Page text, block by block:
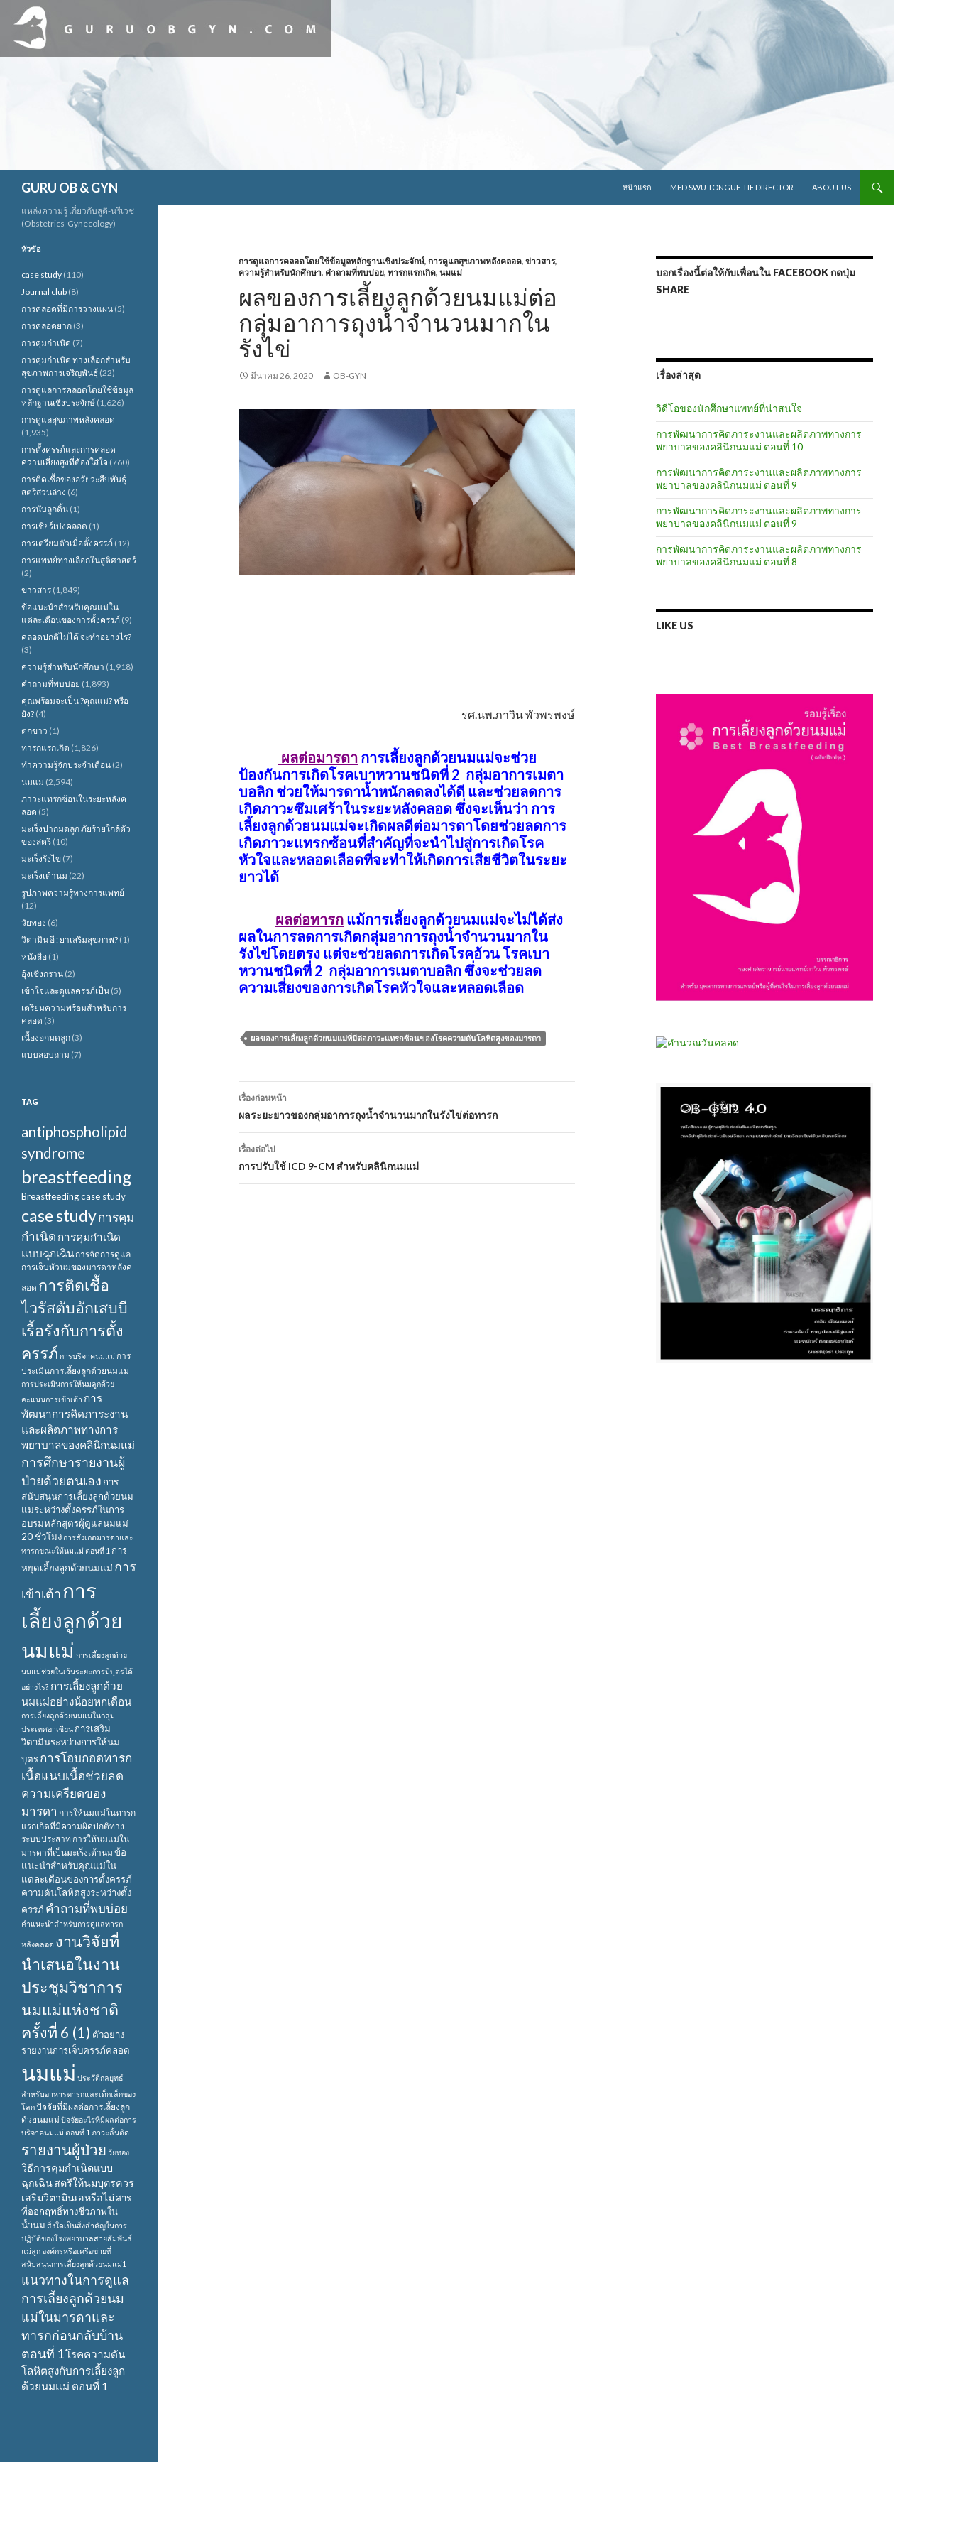
GURU OB & GYN
หน้าแรก
MED SWU TONGUE-TIE DIRECTOR ABOUT US
การดูแลการคลอดโดยใช้ข้อมูลหลักฐานเชิงประจักษ์, การดูแลสุขภาพหลังคลอด, ข่าวสาร,
ความรู้สำหรับนักศึกษา, คำถามที่พบบ่อย, ทารกแรกเกิด, นมแม่
ผลของการเลี้ยงลูกด้วยนมแม่ต่อ
กลุ่มอาการถุงน้ำจำนวนมากใน
รังไข่
มีนาคม 26, 2020 OB-GYN
รศ.นพ.ภาวิน พัวพรพงษ์
ผลต่อมารดา การเลี้ยงลูกด้วยนมแม่จะช่วย
ป้องกันการเกิดโรคเบาหวานชนิดที่ 2 กลุ่มอาการเมตา
บอลิก ช่วยให้มารดาน้ำหนักลดลงได้ดี และช่วยลดการ
เกิดภาวะซึมเศร้าในระยะหลังคลอด ซึ่งจะเห็นว่า การ
เลี้ยงลูกด้วยนมแม่จะเกิดผลดีต่อมารดาโดยช่วยลดการ
เกิดภาวะแทรกซ้อนที่สำคัญที่จะนำไปสู่การเกิดโรค
หัวใจและหลอดเลือดที่จะทำให้เกิดการเสียชีวิตในระยะ
ยาวได้
ผลต่อทารก แม้การเลี้ยงลูกด้วยนมแม่จะไม่ได้ส่ง
ผลในการลดการเกิดกลุ่มอาการถุงน้ำจำนวนมากใน
รังไข่โดยตรง แต่จะช่วยลดการเกิดโรคอ้วน โรคเบา
หวานชนิดที่ 2 กลุ่มอาการเมตาบอลิก ซึ่งจะช่วยลด
ความเสี่ยงของการเกิดโรคหัวใจและหลอดเลือด
ผลของการเลี้ยงลูกด้วยนมแม่ที่มีต่อภาวะแทรกซ้อนของโรคความดันโลหิตสูงของมารดา
เมนู
นำทาง
เรื่อง
เรื่องก่อนหน้า
ผลระยะยาวของกลุ่มอาการถุงน้ำจำนวนมากในรังไข่ต่อทารก
เรื่องต่อไป
การปรับใช้ ICD 9-CM สำหรับคลินิกนมแม่
บอกเรื่องนี้ต่อให้กับเพื่อนใน FACEBOOK กดปุ่ม
SHARE
เรื่องล่าสุด
วิดีโอของนักศึกษาแพทย์ที่น่าสนใจ
การพัฒนาการคิดภาระงานและผลิตภาพทางการ
พยาบาลของคลินิกนมแม่ ตอนที่ 10
การพัฒนาการคิดภาระงานและผลิตภาพทางการ
พยาบาลของคลินิกนมแม่ ตอนที่ 9
การพัฒนาการคิดภาระงานและผลิตภาพทางการ
พยาบาลของคลินิกนมแม่ ตอนที่ 9
การพัฒนาการคิดภาระงานและผลิตภาพทางการ
พยาบาลของคลินิกนมแม่ ตอนที่ 8
LIKE US
แหล่งความรู้ เกี่ยวกับสูติ-นรีเวช
(Obstetrics-Gynecology)
หัวข้อ
case study (110)
Journal club (8)
การคลอดที่มีการวางแผน (5)
การคลอดยาก (3)
การคุมกำเนิด (7)
การคุมกำเนิด ทางเลือกสำหรับ
สุขภาพการเจริญพันธุ์ (22)
การดูแลการคลอดโดยใช้ข้อมูล
หลักฐานเชิงประจักษ์ (1,626)
การดูแลสุขภาพหลังคลอด
(1,935)
การตั้งครรภ์และการคลอด
ความเสี่ยงสูงที่ต้องใส่ใจ (760)
การติดเชื้อของอวัยวะสืบพันธุ์
สตรีส่วนล่าง (6)
การนับลูกดิ้น (1)
การเชียร์เบ่งคลอด (1)
การเตรียมตัวเมื่อตั้งครรภ์ (12)
การแพทย์ทางเลือกในสูติศาสตร์
(2)
ข่าวสาร (1,849)
ข้อแนะนำสำหรับคุณแม่ใน
แต่ละเดือนของการตั้งครรภ์ (9)
คลอดปกติไม่ได้ จะทำอย่างไร?
(3)
ความรู้สำหรับนักศึกษา (1,918)
คำถามที่พบบ่อย (1,893)
คุณพร้อมจะเป็น ?คุณแม่? หรือ
ยัง? (4)
ตกขาว (1)
ทารกแรกเกิด (1,826)
ทำความรู้จักประจำเดือน (2)
นมแม่ (2,594)
ภาวะแทรกซ้อนในระยะหลังค
ลอด (5)
มะเร็งปากมดลูก ภัยร้ายใกล้ตัว
ของสตรี (10)
มะเร็งรังไข่ (7)
มะเร็งเต้านม (22)
รูปภาพความรู้ทางการแพทย์
(12)
วัยทอง (6)
วิตามิน อี : ยาเสริมสุขภาพ? (1)
หนังสือ (1)
อุ้งเชิงกราน (2)
เข้าใจและดูแลครรภ์เป็น (5)
เตรียมความพร้อมสำหรับการ
คลอด (3)
เนื้องอกมดลูก (3)
แบบสอบถาม (7)
TAG
antiphospholipid
syndrome
breastfeeding
Breastfeeding case study
case studyการคุม
กำเนิด การคุมกำเนิด
แบบฉุกเฉิน การจัดการดูแล
การเจ็บหัวนมของมารดาหลังค
ลอด การติดเชื้อ
ไวรัสตับอักเสบบี
เรื้อรังกับการตั้ง
ครรภ์ การบริจาคนมแม่ การ
ประเมินการเลี้ยงลูกด้วยนมแม่
การประเมินการให้นมลูกด้วย
คะแนนการเข้าเต้า การ
พัฒนาการคิดภาระงาน
และผลิตภาพทางการ
พยาบาลของคลินิกนมแม่
การศึกษารายงานผู้
ป่วยด้วยตนเอง การ
สนับสนุนการเลี้ยงลูกด้วยนม
แม่ระหว่างตั้งครรภ์ในการ
อบรมหลักสูตรผู้ดูแลนมแม่
20 ชั่วโมงการสังเกตมารดาและ
ทารกขณะให้นมแม่ ตอนที่ 1 การ
หยุดเลี้ยงลูกด้วยนมแม่ การ
เข้าเต้าการ
เลี้ยงลูกด้วย
นมแม่ การเลี้ยงลูกด้วย
นมแม่ช่วยในเว้นระยะการมีบุตรได้
อย่างไร? การเลี้ยงลูกด้วย
นมแม่อย่างน้อยหกเดือน
การเลี้ยงลูกด้วยนมแม่ในกลุ่ม
ประเทศอาเซียน การเสริม
วิตามินระหว่างการให้นม
บุตรการโอบกอดทารก
เนื้อแนบเนื้อช่วยลด
ความเครียดของ
มารดา การให้นมแม่ในทารก
แรกเกิดที่มีความผิดปกติทาง
ระบบประสาท การให้นมแม่ใน
มารดาที่เป็นมะเร็งเต้านม ข้อ
แนะนำสำหรับคุณแม่ใน
แต่ละเดือนของการตั้งครรภ์
ความดันโลหิตสูงระหว่างตั้ง
ครรภ์ คำถามที่พบบ่อย
คำแนะนำสำหรับการดูแลทารก
หลังคลอด งานวิจัยที่
นำเสนอในงาน
ประชุมวิชาการ
นมแม่แห่งชาติ
ครั้งที่ 6 (1) ตัวอย่าง
รายงานการเจ็บครรภ์คลอด
นมแม่ ประวัติกลยุทธ์
สำหรับอาหารทารกและเด็กเล็กของ
โลกปัจจัยที่มีผลต่อการเลี้ยงลูก
ด้วยนมแม่ ปัจจัยอะไรที่มีผลต่อการ
บริจาคนมแม่ ตอนที่ 1 ภาวะลิ้นติด
รายงานผู้ป่วย วัยทอง
วิธีการคุมกำเนิดแบบ
ฉุกเฉินสตรีให้นมบุตรควร
เสริมวิตามินเอหรือไม่ สาร
ที่ออกฤทธิ์ทางชีวภาพใน
น้ำนม สิ่งใดเป็นสิ่งสำคัญในการ
ปฏิบัติของโรงพยาบาลสายสัมพันธ์
แม่ลูก องค์กรหรือเครือข่ายที่
สนับสนุนการเลี้ยงลูกด้วยนมแม่1
แนวทางในการดูแล
การเลี้ยงลูกด้วยนม
แม่ในมารดาและ
ทารกก่อนกลับบ้าน
ตอนที่ 1โรคความดัน
โลหิตสูงกับการเลี้ยงลูก
ด้วยนมแม่ ตอนที่ 1